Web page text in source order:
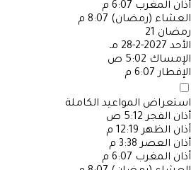
أذان المغرب 6:07 م
العشاء (رمضان) 8:07 م
رمضان 21
الأحد 2027-2-28 مـ
الإمساك 5:02 ص
الإفطار 6:07 م
استعراض المواعيد الكاملة
أذان الفجر 5:12 ص
أذان الظهر 12:19 م
أذان العصر 3:38 م
أذان المغرب 6:07 م